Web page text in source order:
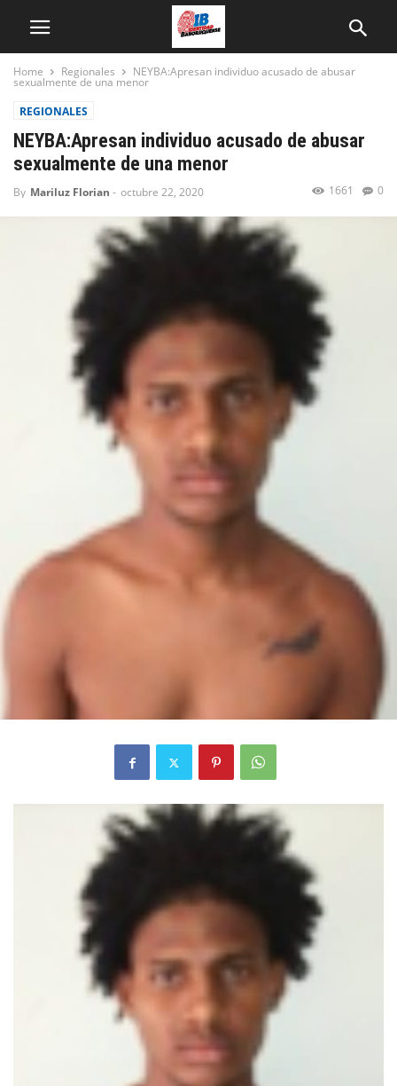
Home Regionales NEYBA:Apresan individuo acusado de abusar
sexualmente de una menor
REGIONALES
NEYBA:Apresan individuo acusado de abusar
sexualmente de una menor
By Mariluz Florian - octubre 22, 2020 0
1661